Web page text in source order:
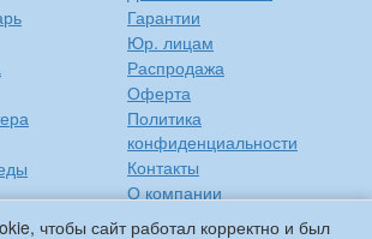
чтобы сайт работал корректно и был
Гарантии
Юр. лицам
Распродажа
Оферта
Политика
конфиденциальности
Контакты
О компании
Сиропы Monin